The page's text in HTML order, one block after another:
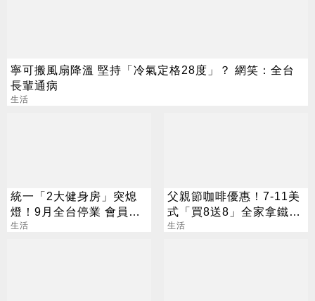
寧可搬風扇降溫 堅持「冷氣定格28度」？ 網笑：全台
長輩通病
生活
統一「2大健身房」突熄
燈！9月全台停業 會員退
費方案一次看
生活
父親節咖啡優惠！7-11美
式「買8送8」全家拿鐵2
杯85元
生活